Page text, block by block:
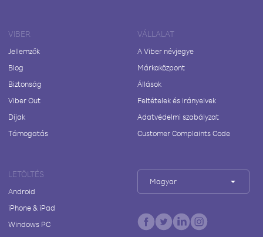
VIBER
Jellemzők
Blog
Biztonság
Viber Out
Díjak
Támogatás
VÁLLALAT
A Viber névjegye
Márkaközpont
Állások
Feltételek és irányelvek
Adatvédelmi szabályzat
Customer Complaints Code
LETÖLTÉS
Android
iPhone & iPad
Windows PC
Magyar